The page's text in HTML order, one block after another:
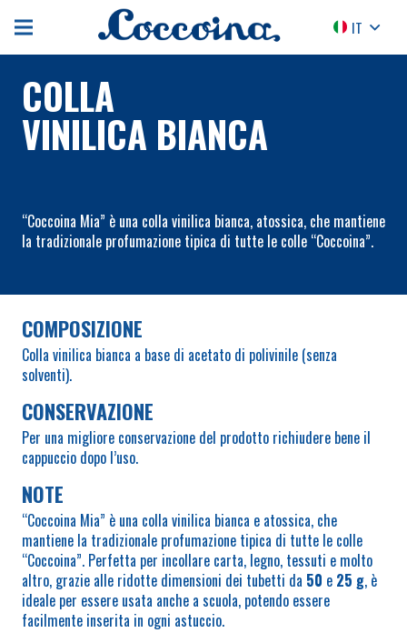
IT
COLLA
VINILICA BIANCA
“Coccoina Mia” è una colla vinilica bianca, atossica, che mantiene
la tradizionale profumazione tipica di tutte le colle “Coccoina”.
COMPOSIZIONE
Colla vinilica bianca a base di acetato di polivinile (senza
solventi).
CONSERVAZIONE
Per una migliore conservazione del prodotto richiudere bene il
cappuccio dopo l’uso.
NOTE
“Coccoina Mia” è una colla vinilica bianca e atossica, che
mantiene la tradizionale profumazione tipica di tutte le colle
“Coccoina”. Perfetta per incollare carta, legno, tessuti e molto
altro, grazie alle ridotte dimensioni dei tubetti da 50 e 25 g, è
ideale per essere usata anche a scuola, potendo essere
facilmente inserita in ogni astuccio.